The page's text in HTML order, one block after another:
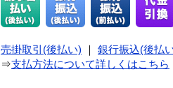
売掛取引(後払い) ｜ 銀行振込(後払
⇒支払方法について詳しくはこちら